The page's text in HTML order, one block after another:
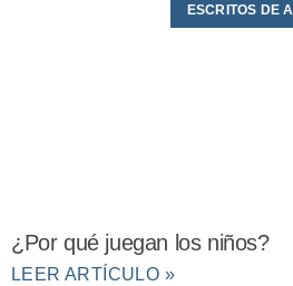
ESCRITOS DE
¿Por qué juegan los niños?
LEER ARTÍCULO »